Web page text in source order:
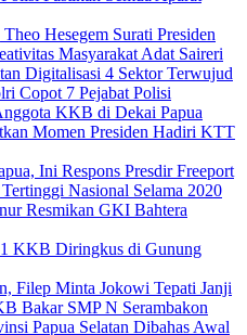
Hesegem Surati Presiden
Masyarakat Adat Saireri
Digitalisasi 4 Sektor Terwujud
Copot 7 Pejabat Polisi
KKB di Dekai Papua
Momen Presiden Hadiri KTT
Ini Respons Presdir Freeport
Nasional Selama 2020
Resmikan GKI Bahtera
KKB Diringkus di Gunung
Filep Minta Jokowi Tepati Janji
Bakar SMP N Serambakon
Papua Selatan Dibahas Awal